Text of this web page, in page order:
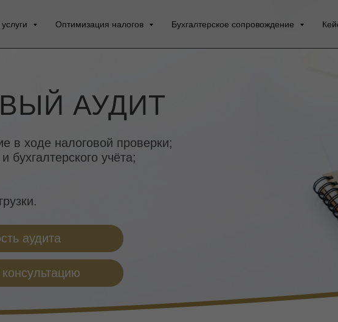
Оптимизация налогов Бухгалтерское сопровождение
АУДИТ
в ходе налоговой проверки;
бухгалтерского учёта;
аудита